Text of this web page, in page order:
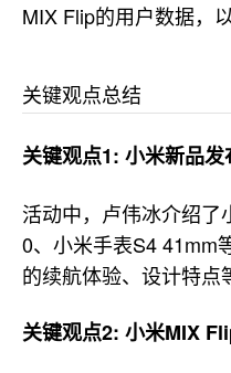
MIX Flip的用户数据，
关键观点总结
关键观点1: 小米新品发
活动中，卢伟冰介绍了
0、小米手表S4 41mm
的续航体验、设计特点
关键观点2: 小米MIX